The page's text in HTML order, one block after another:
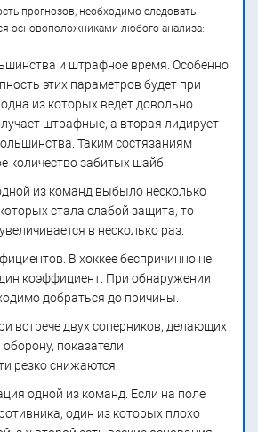
прогнозов, необходимо следовать
основоположниками любого анализа:
и штрафное время. Особенно
этих параметров будет при
из которых ведет довольно
штрафные, а вторая лидирует
Таким состязаниям
количество забитых шайб.
из команд выбыло несколько
стала слабой защита, то
в несколько раз.
В хоккее беспричинно не
коэффициент. При обнаружении
добраться до причины.
встрече двух соперников, делающих
показатели
резко снижаются.
одной из команд. Если на поле
один из которых плохо